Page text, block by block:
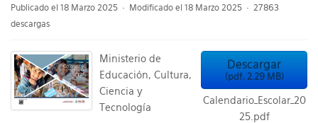
Publicado el 18 Marzo 2025 Modificado el 18 Marzo 2025
27863
descargas
Descargar
(pdf, 2.29 MB)
Calendario_Escolar_20
25.pdf
Ministerio de
Educación, Cultura,
Ciencia y
Tecnología